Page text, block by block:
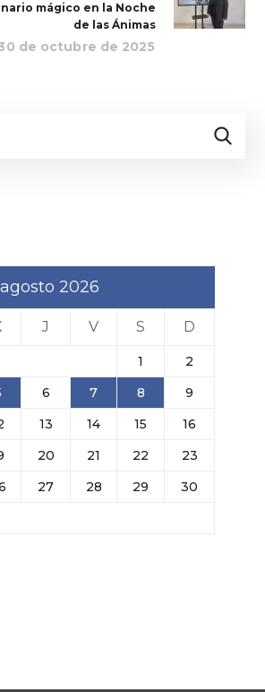
mágico en la Noche
de las Ánimas
de octubre de 2025
agosto 2026
J V S D
1
2
6 7 8
9
13 14 15
16
20 21 22
23
27 28 29
30